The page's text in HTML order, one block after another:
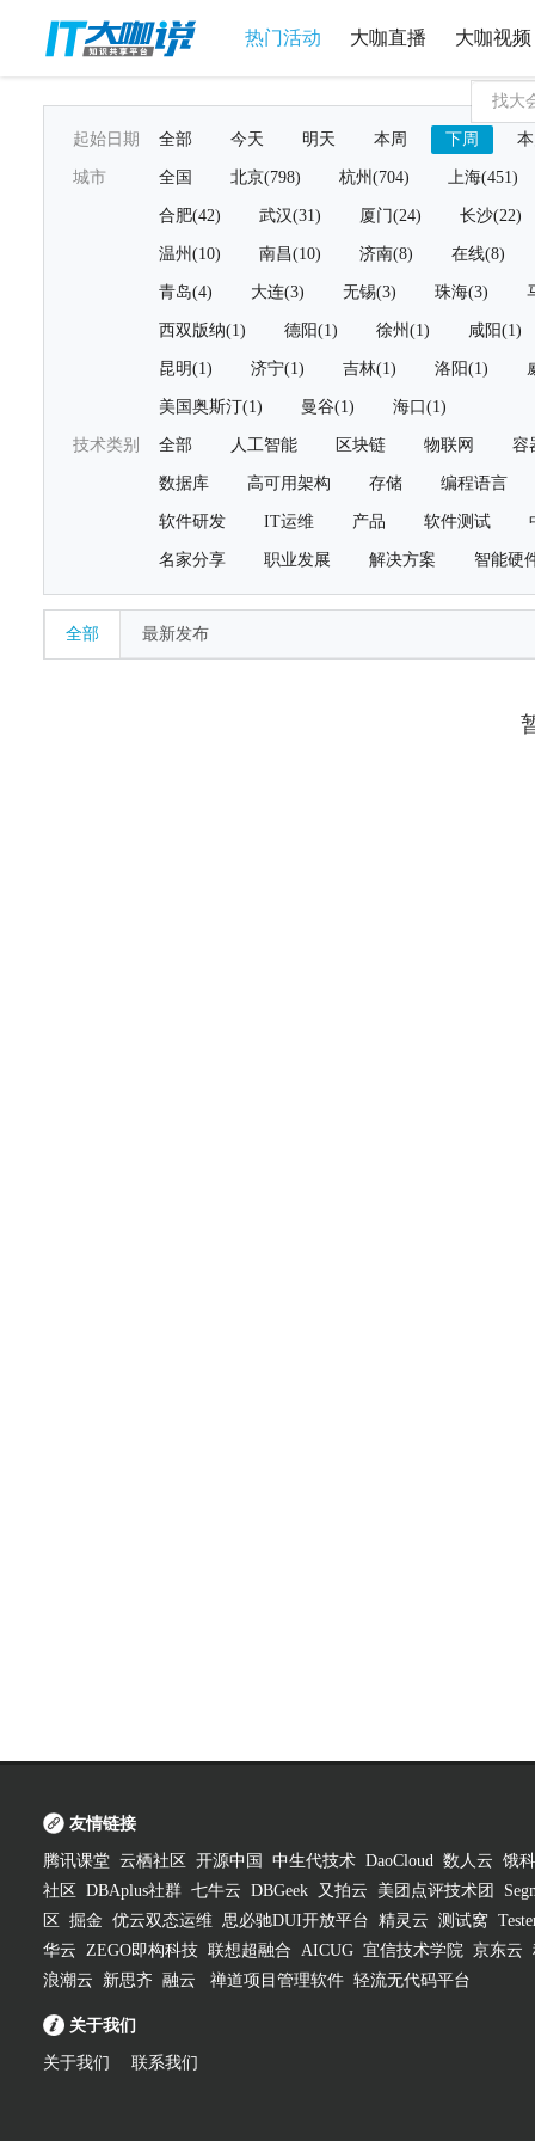
热门活动 大咖直播 大咖视频
起始日期 全部 今天 明天 本周 下周
城市 全国 北京(798) 杭州(704) 上海(451)
合肥(42) 武汉(31) 厦门(24) 长沙(22)
温州(10) 南昌(10) 济南(8) 在线(8)
青岛(4) 大连(3) 无锡(3) 珠海(3)
西双版纳(1) 德阳(1) 徐州(1) 咸阳(1)
昆明(1) 济宁(1) 吉林(1) 洛阳(1)
美国奥斯汀(1) 曼谷(1) 海口(1)
技术类别 全部 人工智能 区块链 物联网 容
数据库 高可用架构 存储 编程语言
软件研发 IT运维 产品 软件测试
名家分享 职业发展 解决方案 智能硬
全部 最新发布
友情链接
腾讯课堂 云栖社区 开源中国 中生代技术 DaoCloud 数人云 饿
社区
DBAplus社群 七牛云 DBGeek 又拍云 美团点评技术团
区
掘金 优云双态运维 思必驰DUI开放平台 精灵云 测试窝
华云 ZEGO即构科技 联想超融合 AICUG 宜信技术学院 京东云
浪潮云
新思齐 融云 禅道项目管理软件 轻流无代码平台
关于我们
关于我们 联系我们